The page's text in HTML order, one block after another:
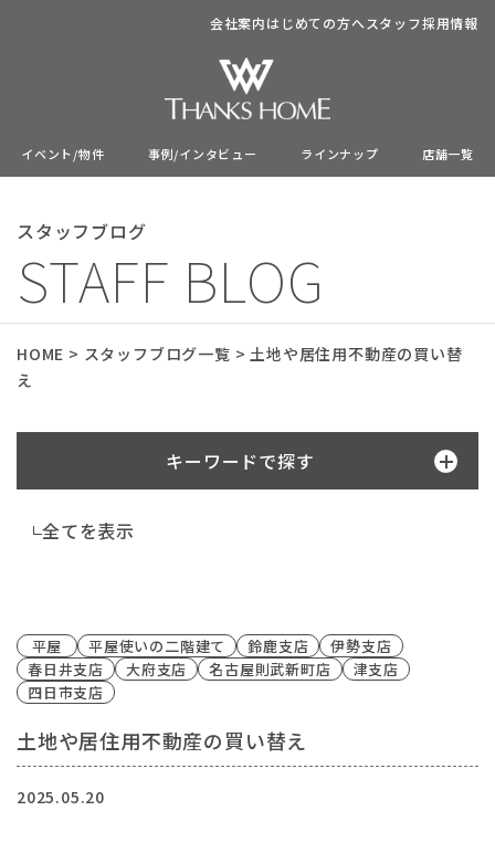
イベント/物件 事例/インタビュー ラインナップ 店舗一覧
会社案内はじめての方へスタッフ採用情報
スタッフブログ
STAFF BLOG
HOME > スタッフブログ一覧 >土地や居住用不動産の買い替
え
キーワードで探す
全てを表示
平屋 平屋使いの二階建て 鈴鹿支店
伊勢支店
春日井支店
大府支店 名古屋則武新町店
津支店
四日市支店
土地や居住用不動産の買い替え
2025.05.20